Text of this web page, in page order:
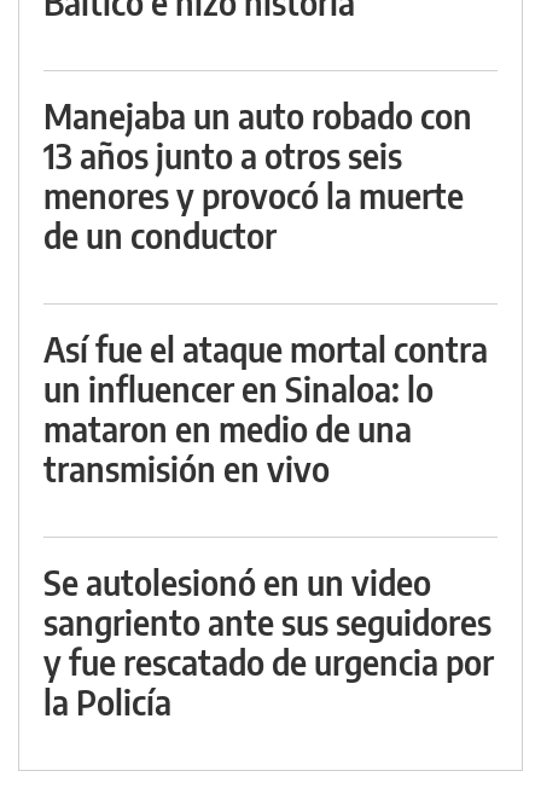
Manejaba un auto robado con
13 años junto a otros seis
menores y provocó la muerte
de un conductor
Así fue el ataque mortal contra
un influencer en Sinaloa: lo
mataron en medio de una
transmisión en vivo
Se autolesionó en un video
sangriento ante sus seguidores
y fue rescatado de urgencia por
la Policía